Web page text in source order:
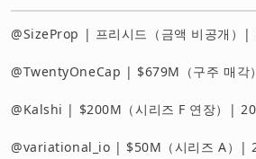
@SizeProp | 프리시드（금액 비공개）|
@TwentyOneCap | $679M（구주 매각
@Kalshi | $200M（시리즈 F 연장）|
@variational_io | $50M（시리즈 A）|